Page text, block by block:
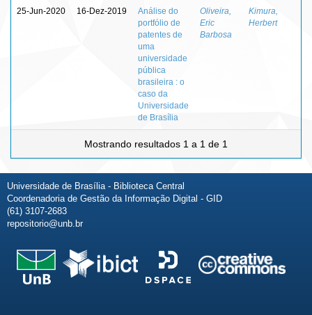
25-Jun-2020 16-Dez-2019
Análise do
portfólio de
patentes de
uma
universidade
pública
brasileira : o
caso da
Universidade
de Brasília
Oliveira,
Eric
Barbosa
Kimura,
Herbert
Mostrando resultados 1 a 1 de 1
Universidade de Brasília - Biblioteca Central
Coordenadoria de Gestão da Informação Digital - GID
(61) 3107-2683
repositorio@unb.br